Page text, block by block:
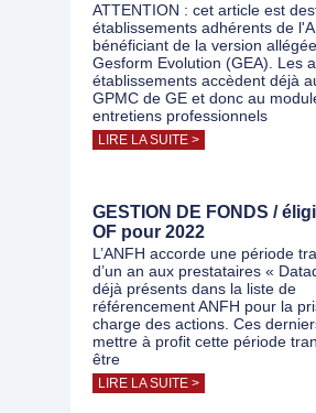
ATTENTION : cet article est
établissements adhérents de
bénéficiant de la version
Gesform Evolution (GEA). Les
établissements accèdent déjà
GPMC de GE et donc au
entretiens professionnels
LIRE LA SUITE >
GESTION DE FONDS /
OF pour 2022
L’ANFH accorde une période
d’un an aux prestataires «
déjà présents dans la liste de
référencement ANFH pour la
charge des actions. Ces
mettre à profit cette période
être
LIRE LA SUITE >